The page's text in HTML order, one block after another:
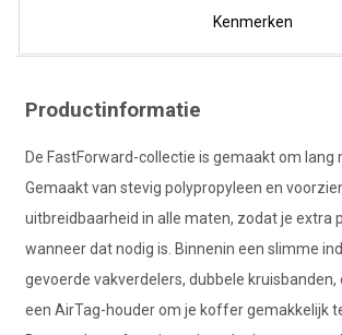
Kenmerken
Productinformatie
De FastForward-collectie is gemaakt om lang
Gemaakt van stevig polypropyleen en
uitbreidbaarheid in alle maten, zodat je extra
wanneer dat nodig is. Binnenin een slimme
gevoerde vakverdelers, dubbele kruisbanden,
een AirTag-houder om je koffer gemakkelijk